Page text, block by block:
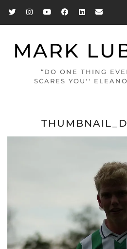
MARK
“DO ONE THING
SCARES YOU''